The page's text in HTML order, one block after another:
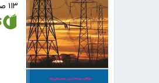
۱۱۳ صفحه